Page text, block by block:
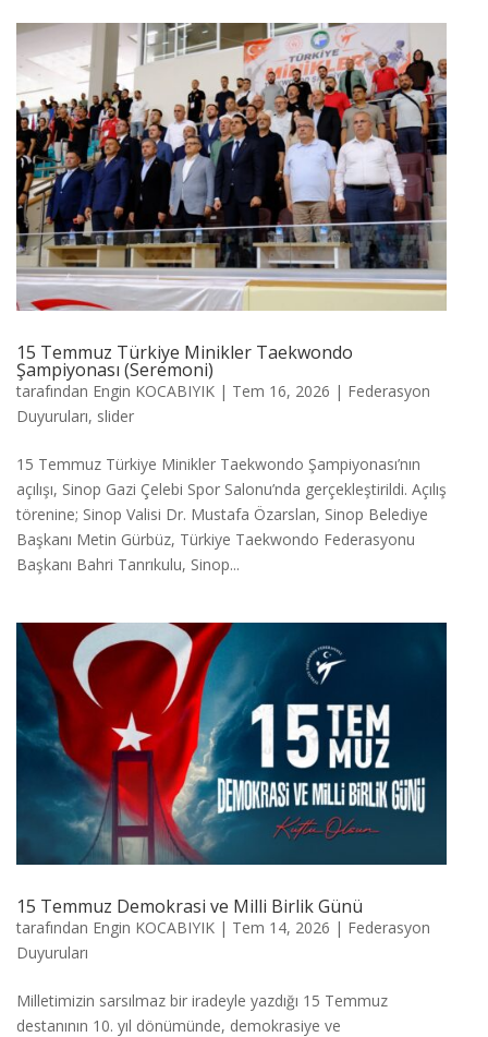
15 Temmuz Türkiye Minikler Taekwondo
Şampiyonası (Seremoni)
tarafından Engin KOCABIYIK | Tem 16, 2026 | Federasyon
Duyuruları, slider
15 Temmuz Türkiye Minikler Taekwondo Şampiyonası’nın
açılışı, Sinop Gazi Çelebi Spor Salonu’nda gerçekleştirildi. Açılış
törenine; Sinop Valisi Dr. Mustafa Özarslan, Sinop Belediye
Başkanı Metin Gürbüz, Türkiye Taekwondo Federasyonu
Başkanı Bahri Tanrıkulu, Sinop...
15 Temmuz Demokrasi ve Milli Birlik Günü
tarafından Engin KOCABIYIK | Tem 14, 2026 | Federasyon
Duyuruları
Milletimizin sarsılmaz bir iradeyle yazdığı 15 Temmuz
destanının 10. yıl dönümünde, demokrasiye ve